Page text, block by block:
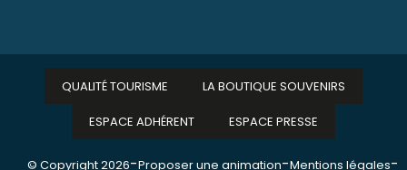
© Copyright 2026-Proposer une animation-Mentions légales-
QUALITÉ TOURISME LA BOUTIQUE SOUVENIRS
ESPACE ADHÉRENT ESPACE PRESSE